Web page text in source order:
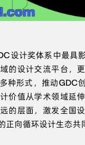
设计奖体系中最具
的设计交流平台，
种形式，推动GDC
价值从学术领域延
的层面，激发全国
正向循环设计生态共